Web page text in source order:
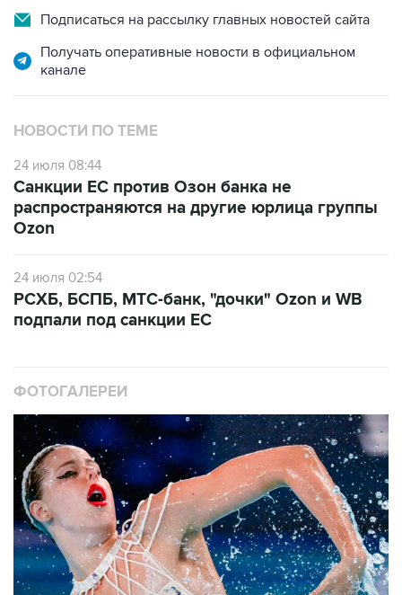
Подписаться на рассылку главных новостей сайта
Получать оперативные новости в официальном
канале
НОВОСТИ ПО ТЕМЕ
24 июля 08:44
Санкции ЕС против Озон банка не
распространяются на другие юрлица группы
Ozon
24 июля 02:54
РСХБ, БСПБ, МТС-банк, "дочки" Ozon и WB
подпали под санкции ЕС
ФОТОГАЛЕРЕИ